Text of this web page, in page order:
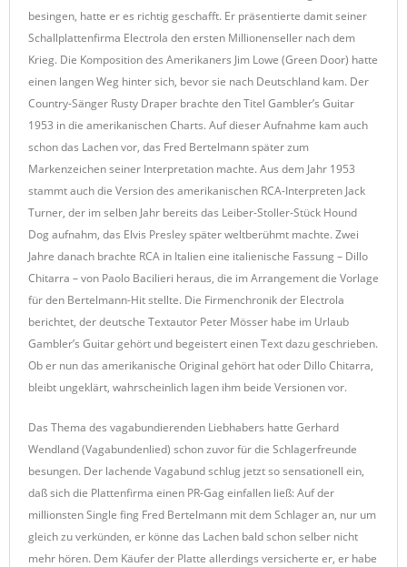
besingen, hatte er es richtig geschafft. Er präsentierte damit seiner
Schallplattenfirma Electrola den ersten Millionenseller nach dem
Krieg. Die Komposition des Amerikaners Jim Lowe (Green Door) hatte
einen langen Weg hinter sich, bevor sie nach Deutschland kam. Der
Country-Sänger Rusty Draper brachte den Titel Gambler’s Guitar
1953 in die amerikanischen Charts. Auf dieser Aufnahme kam auch
schon das Lachen vor, das Fred Bertelmann später zum
Markenzeichen seiner Interpretation machte. Aus dem Jahr 1953
stammt auch die Version des amerikanischen RCA-Interpreten Jack
Turner, der im selben Jahr bereits das Leiber-Stoller-Stück Hound
Dog aufnahm, das Elvis Presley später weltberühmt machte. Zwei
Jahre danach brachte RCA in Italien eine italienische Fassung – Dillo
Chitarra – von Paolo Bacilieri heraus, die im Arrangement die Vorlage
für den Bertelmann-Hit stellte. Die Firmenchronik der Electrola
berichtet, der deutsche Textautor Peter Mösser habe im Urlaub
Gambler’s Guitar gehört und begeistert einen Text dazu geschrieben.
Ob er nun das amerikanische Original gehört hat oder Dillo Chitarra,
bleibt ungeklärt, wahrscheinlich lagen ihm beide Versionen vor.
Das Thema des vagabundierenden Liebhabers hatte Gerhard
Wendland (Vagabundenlied) schon zuvor für die Schlagerfreunde
besungen. Der lachende Vagabund schlug jetzt so sensationell ein,
daß sich die Plattenfirma einen PR-Gag einfallen ließ: Auf der
millionsten Single fing Fred Bertelmann mit dem Schlager an, nur um
gleich zu verkünden, er könne das Lachen bald schon selber nicht
mehr hören. Dem Käufer der Platte allerdings versicherte er, er habe